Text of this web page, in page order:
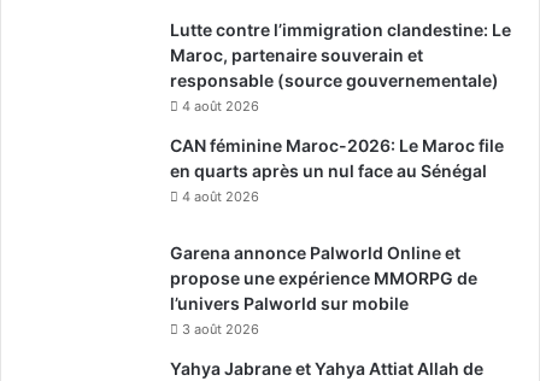
Lutte contre l’immigration clandestine: Le
Maroc, partenaire souverain et
responsable (source gouvernementale)
4 août 2026
CAN féminine Maroc-2026: Le Maroc file
en quarts après un nul face au Sénégal
4 août 2026
Garena annonce Palworld Online et
propose une expérience MMORPG de
l’univers Palworld sur mobile
3 août 2026
Yahya Jabrane et Yahya Attiat Allah de